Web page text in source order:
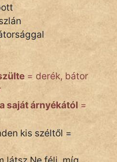
= derék, bátor
saját árnyékától =
kis széltől =